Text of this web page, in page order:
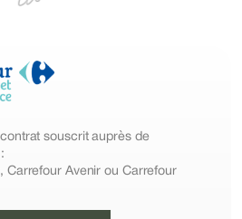
souscrit auprès de
Carrefour Avenir ou Carrefour